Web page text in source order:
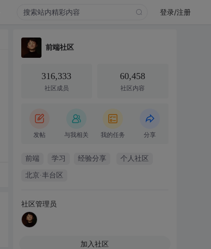
登录/注册
前端社区
316,333
社区成员
60,458
社区内容
发帖 与我相关 我的任务 分享
前端 学习 经验分享 个人社区
北京·丰台区
社区管理员
加入社区